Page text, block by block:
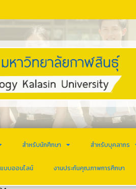
สำหรับนักศึกษา สำหรับบุคลากร
บบออนไลน์ งานประกันคุณภาพการศึกษา